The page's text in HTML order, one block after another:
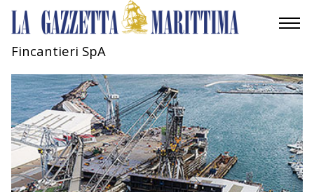
MOBILITÀ
INDUSTRIA
RICERCA
Fincantieri SpA